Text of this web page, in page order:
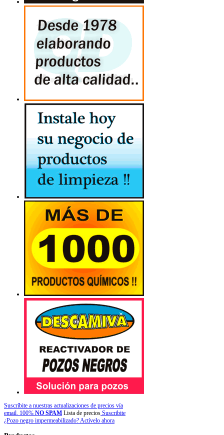
Suscríbite a nuestras actualizaciones de precios vía
email. 100% NO SPAM Lista de precios Suscribite
¿Pozo negro impermeabilizado? Actívelo ahora